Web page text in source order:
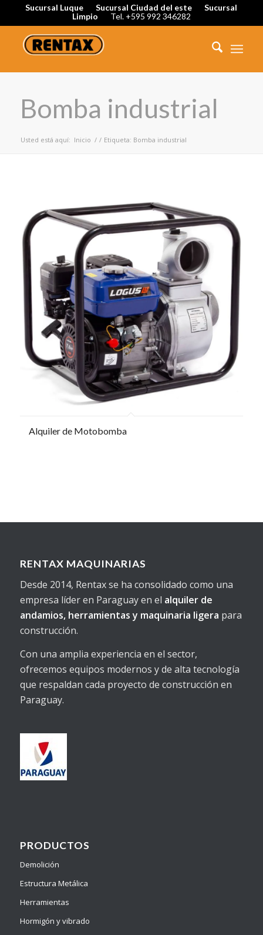
Sucursal Luque Sucursal Ciudad del este
Sucursal
Limpio
Tel. +595 992 346282
Bomba industrial
Usted está aquí: Inicio / / Etiqueta: Bomba industrial
Alquiler de Motobomba
RENTAX MAQUINARIAS
Desde 2014, Rentax se ha consolidado como una
empresa líder en Paraguay en el alquiler de
andamios, herramientas y maquinaria ligera para
construcción.
Con una amplia experiencia en el sector,
ofrecemos equipos modernos y de alta tecnología
que respaldan cada proyecto de construcción en
Paraguay.
PRODUCTOS
Demolición
Estructura Metálica
Herramientas
Hormigón y vibrado